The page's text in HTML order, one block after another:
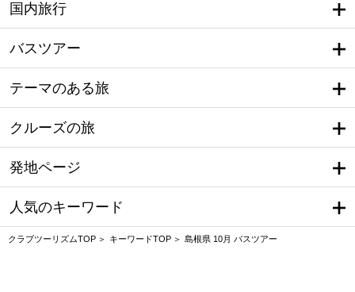
国内旅行
バスツアー
テーマのある旅
クルーズの旅
発地ページ
人気のキーワード
クラブツーリズムTOP キーワードTOP 島根県 10月 バスツアー